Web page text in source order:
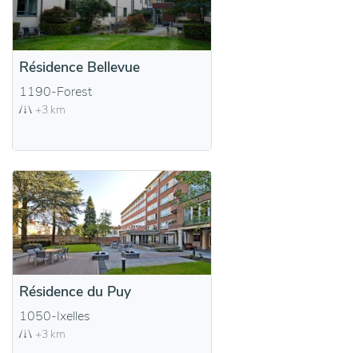
Résidence Bellevue
1190-Forest
+3 km
Résidence du Puy
1050-Ixelles
+3 km